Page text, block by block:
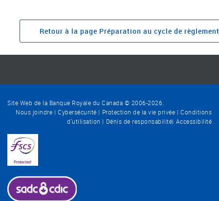
Retour à la page Préparation au cycle de
Site Web de la Banque Royale du Canada © 2006-2026.
Nous joindre
Cybersécurité Protection de la vie privée
Conditions
d'utilisation
Dénis de responsabilité Accessibilité